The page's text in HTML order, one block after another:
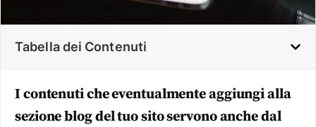
Tabella dei Contenuti
I contenuti che eventualmente aggiungi alla
sezione blog del tuo sito servono anche dal